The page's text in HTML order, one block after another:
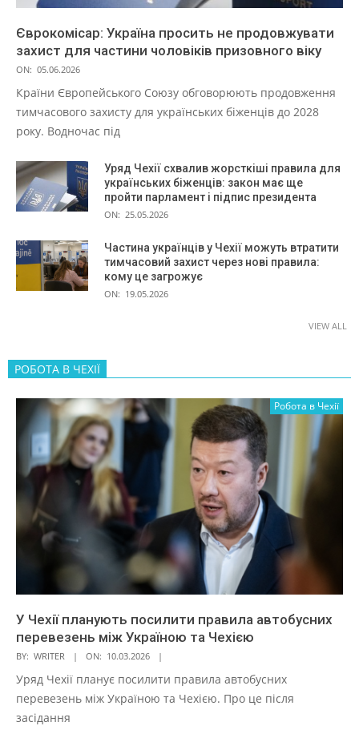
Єврокомісар: Україна просить не продовжувати
захист для частини чоловіків призовного віку
ON: 05.06.2026
Країни Європейського Союзу обговорюють продовження
тимчасового захисту для українських біженців до 2028
року. Водночас під
Уряд Чехії схвалив жорсткіші правила для
українських біженців: закон має ще
пройти парламент і підпис президента
ON: 25.05.2026
Частина українців у Чехії можуть втратити
тимчасовий захист через нові правила:
кому це загрожує
ON: 19.05.2026
VIEW ALL
РОБОТА В ЧЕХІЇ
Робота в Чехії
У Чехії планують посилити правила автобусних
перевезень між Україною та Чехією
BY: WRITER ON: 10.03.2026
Уряд Чехії планує посилити правила автобусних
перевезень між Україною та Чехією. Про це після
засідання